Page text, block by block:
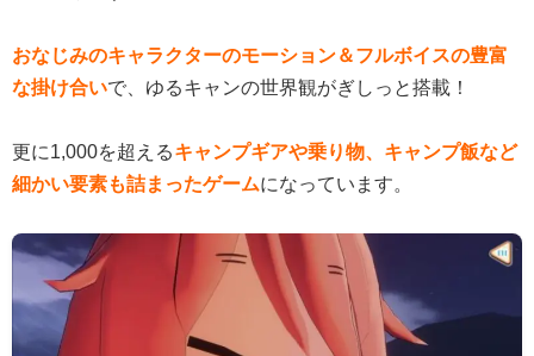
おなじみのキャラクターのモーション＆フルボイスの豊富
な掛け合いで、ゆるキャンの世界観がぎしっと搭載！
更に1,000を超えるキャンプギアや乗り物、キャンプ飯など
細かい要素も詰まったゲームになっています。